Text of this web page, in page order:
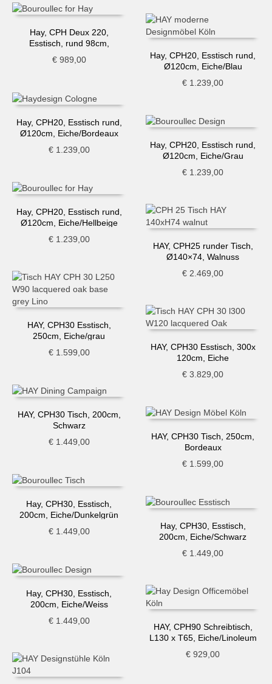
Hay, CPH Deux 220,
Esstisch, rund 98cm,
schwarz-Eiche
€989,00
Hay, CPH20, Esstisch rund,
Ø120cm, Eiche/Blau
€ 1.239,00
Hay, CPH20, Esstisch rund,
Ø120cm, Eiche/Bordeaux
€1.239,00
Hay, CPH20, Esstisch rund,
Ø120cm, Eiche/Grau
€ 1.239,00
Hay, CPH20, Esstisch rund,
Ø120cm, Eiche/Hellbeige
€1.239,00
HAY, CPH25 runder Tisch,
Ø140×74, Walnuss
€ 2.469,00
HAY, CPH30 Esstisch,
250cm, Eiche/grau
€1.599,00
HAY, CPH30 Esstisch, 300x
120cm, Eiche
€ 3.829,00
HAY, CPH30 Tisch, 200cm,
Schwarz
€1.449,00
HAY, CPH30 Tisch, 250cm,
Bordeaux
€ 1.599,00
Hay, CPH30, Esstisch,
200cm, Eiche/Dunkelgrün
€1.449,00
Hay, CPH30, Esstisch,
200cm, Eiche/Schwarz
€ 1.449,00
Hay, CPH30, Esstisch,
200cm, Eiche/Weiss
€1.449,00
HAY, CPH90 Schreibtisch,
L130 x T65, Eiche/Linoleum
€ 929,00